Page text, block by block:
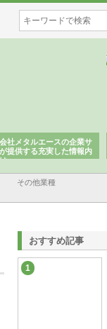
社メタルエースの企業サ
提供する充実した情報内
その他業種
おすすめ記事
1